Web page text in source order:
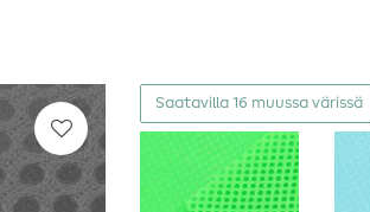
Saatavilla 16 muussa värissä